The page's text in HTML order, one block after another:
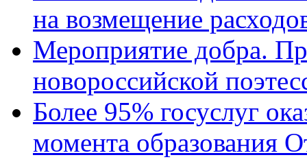
на возмещение
Мероприятие добра.
новороссийской
Более 95% госуслуг
момента образования